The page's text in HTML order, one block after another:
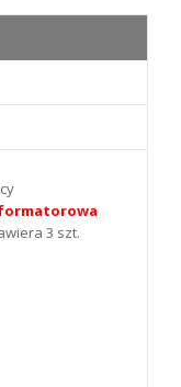
3 szt.